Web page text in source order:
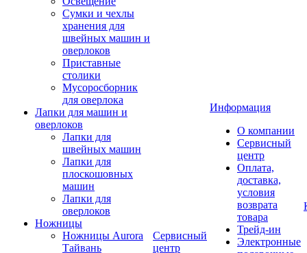
Сумки и чехлы
хранения для
швейных машин и
оверлоков
Приставные
столики
Мусоросборник
для оверлока
Лапки для машин и
оверлоков
Лапки для
швейных машин
Лапки для
плоскошовных
машин
Лапки для
оверлоков
Ножницы
Ножницы Aurora
Тайвань
Сервисный
центр
Информация
О компании
Сервисный
центр
Оплата,
доставка,
условия
возврата
товара
Трейд-ин
Электронные